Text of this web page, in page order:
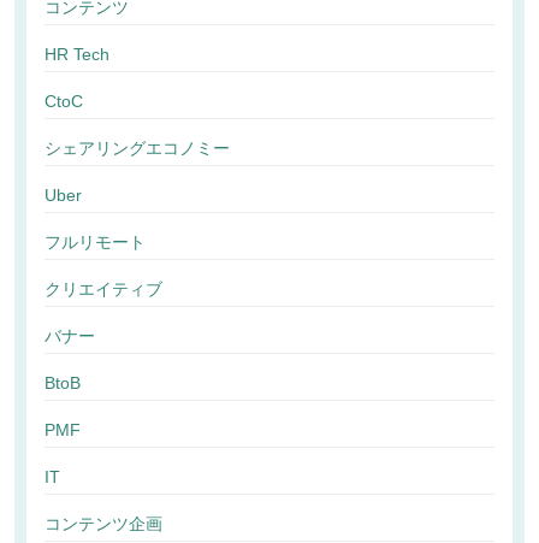
コンテンツ
HR Tech
CtoC
シェアリングエコノミー
Uber
フルリモート
クリエイティブ
バナー
BtoB
PMF
IT
コンテンツ企画